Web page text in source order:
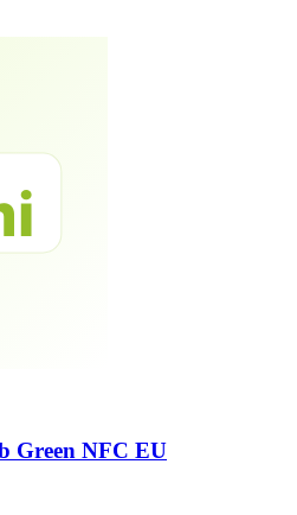
Green NFC EU